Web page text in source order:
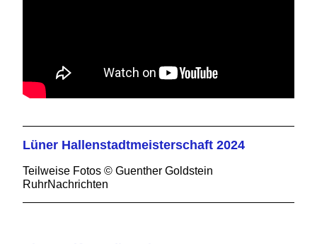
Lüner Hallenstadtmeisterschaft 2024
Teilweise Fotos © Guenther Goldstein
RuhrNachrichten